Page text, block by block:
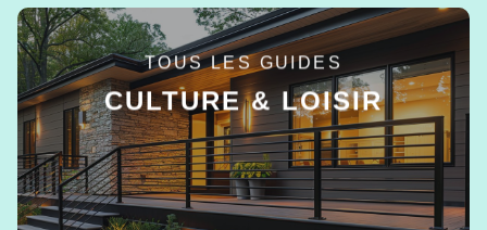
TOUS LES GUIDES
CULTURE & LOISIR
EN SAVOIR +